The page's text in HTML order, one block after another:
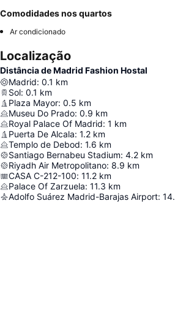
Comodidades nos quartos
Ar condicionado
Localização
Distância de Madrid Fashion Hostal
Madrid: 0.1 km
Sol: 0.1 km
Plaza Mayor: 0.5 km
Museu Do Prado: 0.9 km
Royal Palace Of Madrid: 1 km
Puerta De Alcala: 1.2 km
Templo de Debod: 1.6 km
Santiago Bernabeu Stadium: 4.2 km
Riyadh Air Metropolitano: 8.9 km
CASA C-212-100: 11.2 km
Palace Of Zarzuela: 11.3 km
Adolfo Suárez Madrid-Barajas Airport: